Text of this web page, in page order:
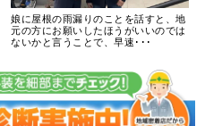
娘に屋根の雨漏りのことを話すと、地
元の方にお願いしたほうがいいのでは
ないかと言うことで、早速･･･